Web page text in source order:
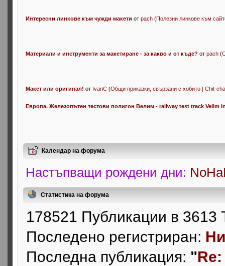
Интересни линкове към чужди макети отpach (Полезни линкове към
Материали и инструменти за макетиране - за какво и от къде? отpach (
Макет или оригинал! от IvanC (Общи приказки, свързани с хобито | Chit-
Eвропа. Железопътен тестови полигон Велим - railway test track Velim
Календар на форума
Настъпващи рождени дни:
Статистика на форума
178521 Публикации в 3613
Последено регистриран:
Последна публикация: "